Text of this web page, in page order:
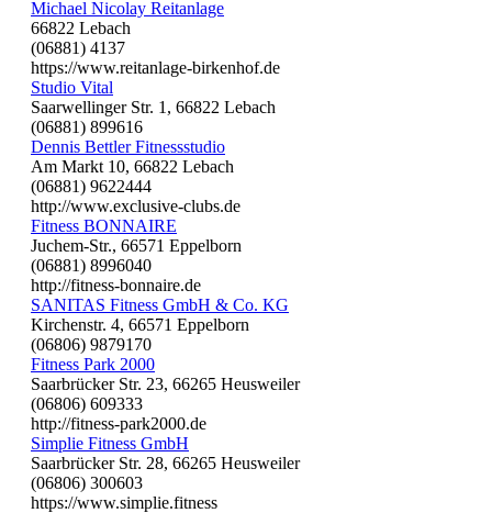
Michael Nicolay Reitanlage
66822 Lebach
(06881) 4137
https://www.reitanlage-birkenhof.de
Studio Vital
Saarwellinger Str. 1, 66822 Lebach
(06881) 899616
Dennis Bettler Fitnessstudio
Am Markt 10, 66822 Lebach
(06881) 9622444
http://www.exclusive-clubs.de
Fitness BONNAIRE
Juchem-Str., 66571 Eppelborn
(06881) 8996040
http://fitness-bonnaire.de
SANITAS Fitness GmbH & Co. KG
Kirchenstr. 4, 66571 Eppelborn
(06806) 9879170
Fitness Park 2000
Saarbrücker Str. 23, 66265 Heusweiler
(06806) 609333
http://fitness-park2000.de
Simplie Fitness GmbH
Saarbrücker Str. 28, 66265 Heusweiler
(06806) 300603
https://www.simplie.fitness